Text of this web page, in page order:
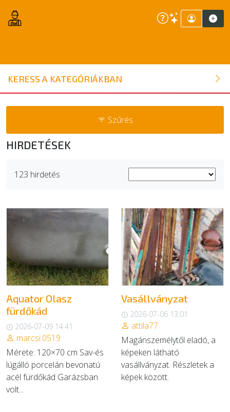
KERESS A KATEGÓRIÁKBAN
ÉPÍTŐANYAG
NYÍLÁSZÁRÓ
KERTI ÉPÍTŐANYAG
EGYÉB
SZOLGÁLTATÓK
HIRDETÉSEK
123 hirdetés
Aquator Olasz
fürdőkád
2026-07-09 14:41
marcsi.0519
Mérete: 120×70 cm Sav-és
lúgálló porcelán bevonatú
acél fürdőkád Garázsban
volt...
Vasállványzat
2026-07-06 13:01
attila77
Magánszemélytől eladó, a
képeken látható
vasállványzat. Részletek a
képek között.
Szűrés